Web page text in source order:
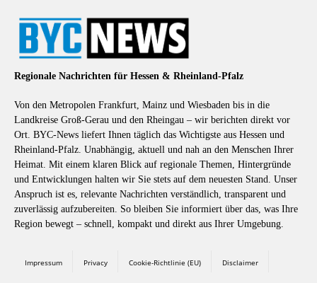
Regionale Nachrichten für Hessen & Rheinland-Pfalz
Von den Metropolen Frankfurt, Mainz und Wiesbaden bis in die
Landkreise Groß-Gerau und den Rheingau – wir berichten direkt vor
Ort. BYC-News liefert Ihnen täglich das Wichtigste aus Hessen und
Rheinland-Pfalz. Unabhängig, aktuell und nah an den Menschen Ihrer
Heimat. Mit einem klaren Blick auf regionale Themen, Hintergründe
und Entwicklungen halten wir Sie stets auf dem neuesten Stand. Unser
Anspruch ist es, relevante Nachrichten verständlich, transparent und
zuverlässig aufzubereiten. So bleiben Sie informiert über das, was Ihre
Region bewegt – schnell, kompakt und direkt aus Ihrer Umgebung.
Impressum Privacy Cookie-Richtlinie (EU) Disclaimer